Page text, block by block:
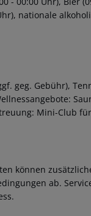
nationale
geg. Gebühr),
Mini-Club
können
ab.